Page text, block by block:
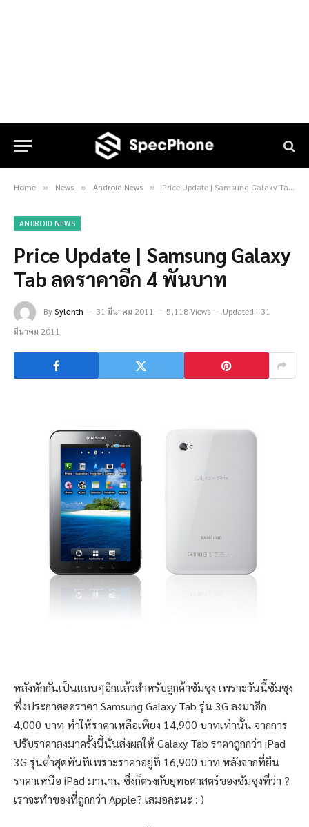
Home » News » Android News » Price Update | Samsung Galaxy Tab ลดราคาอีก 4 พันบาท
ANDROID NEWS
Price Update | Samsung Galaxy
Tab ลดราคาอีก 4 พันบาท
BySylenth 31 มีนาคม 2011 5,118 Views Updated: 31
มีนาคม 2011
หลังหักกันเป็นเเถบๆอีกเเล้วสำหรับลูกค้าซัมซุง เพราะวันนี้ซัมซุง
พึ่งประกาศลดราคา Samsung Galaxy Tab รุ่น 3G ลงมาอีก
4,000 บาท ทำให้ราคาเหลือเพียง 14,900 บาทเท่านั้น จากการ
ปรับราคาลงมาครั้งนี้นั่นส่งผลให้ Galaxy Tab ราคาถูกกว่า iPad
3G รุ่นต่ำสุดทันทีเพราะราคาอยู่ที่ 16,900 บาท หลังจากที่ยืน
ราคาเหนือ iPad มานาน ซึ่งก็ตรงกับยุทธศาสตร์ของซัมซุงที่ว่า ?
เราจะทำของที่ถูกกว่า Apple? เสมอละนะ : )